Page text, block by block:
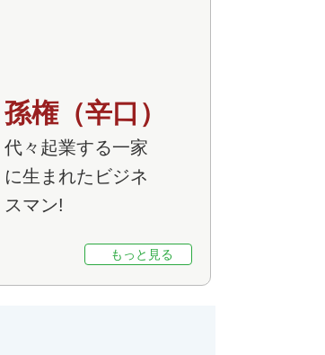
孫権（辛口）
代々起業する一家
に生まれたビジネ
スマン!
もっと見る